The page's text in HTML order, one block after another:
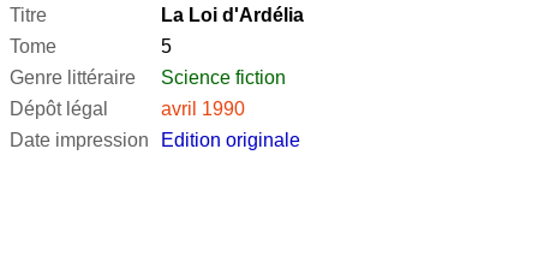
Titre
La Loi d'Ardélia
Tome
5
Genre littéraire
Science fiction
Dépôt légal
avril 1990
Date impression
Edition originale